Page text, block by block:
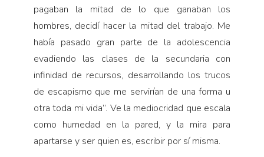
pagaban la mitad de lo que ganaban los
hombres, decidí hacer la mitad del trabajo. Me
había pasado gran parte de la adolescencia
evadiendo las clases de la secundaria con
infinidad de recursos, desarrollando los trucos
de escapismo que me servirían de una forma u
otra toda mi vida”. Ve la mediocridad que escala
como humedad en la pared, y la mira para
apartarse y ser quien es, escribir por sí misma.